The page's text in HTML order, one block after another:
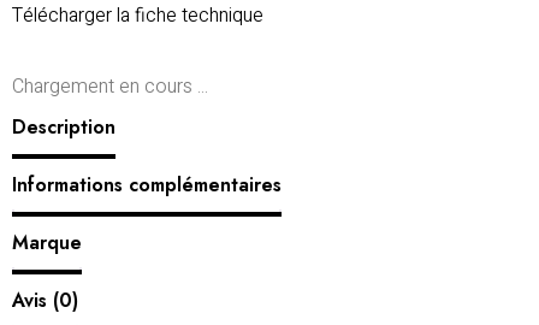
Télécharger la fiche technique
Chargement en cours ...
Description
Informations complémentaires
Marque
Avis (0)